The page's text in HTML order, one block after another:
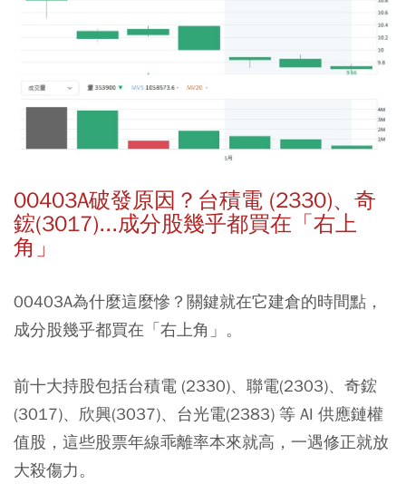
00403A破發原因？ 台積電 (2330)、奇
鋐(3017)...成分股幾乎都買在「右上
角」
00403A為什麼這麼慘？關鍵就在它建倉的時間點，
成分股幾乎都買在「右上角」。
前十大持股包括台積電 (2330)、聯電(2303)、奇鋐
(3017)、欣興(3037)、台光電(2383) 等 AI 供應鏈權
值股，這些股票年線乖離率本來就高，一遇修正就放
大殺傷力。